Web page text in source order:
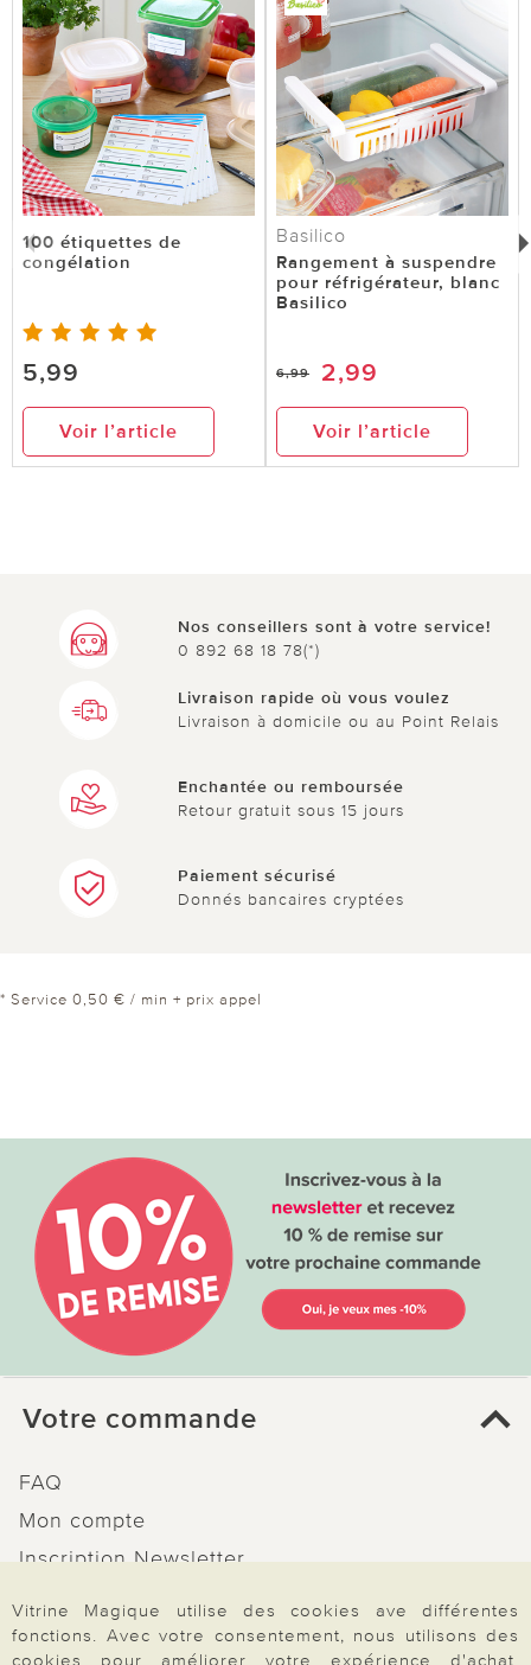
100 étiquettes de
congélation
5,99
Voir l’article
Basilico
Rangement à suspendre
pour réfrigérateur, blanc
Basilico
6,99 2,99
Voir l’article
Nos conseillers sont à votre service!
0 892 68 18 78(*)
Livraison rapide où vous voulez
Livraison à domicile ou au Point Relais
Enchantée ou remboursée
Retour gratuit sous 15 jours
Paiement sécurisé
Donnés bancaires cryptées
* Service 0,50 € / min + prix appel
Votre commande
FAQ
Mon compte
Inscription Newsletter
Données personnelles
Vitrine Magique utilise des cookies ave différentes
fonctions. Avec votre consentement, nous utilisons des
cookies pour améliorer votre expérience d'achat.